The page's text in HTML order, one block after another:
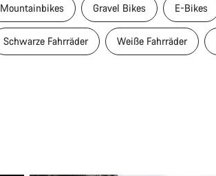
Mountainbikes Gravel Bikes E-Bikes
Schwarze Fahrräder Weiße Fahrräder